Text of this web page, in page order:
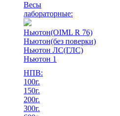
Весы
лабораторные:
Ньютон(OIML R 76)
Ньютон(без поверки)
Ньютон ЛС(ГЛС)
Ньютон 1
НПВ:
100г.
150г.
200г.
300г.